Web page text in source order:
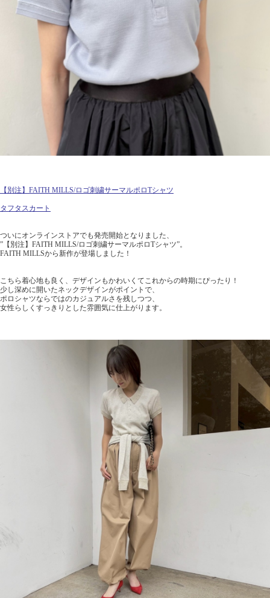
【別注】FAITH MILLS/ロゴ刺繍サーマルポロTシャツ
タフタスカート
ついにオンラインストアでも発売開始となりました、
”【別注】FAITH MILLS/ロゴ刺繍サーマルポロTシャツ”。
FAITH MILLSから新作が登場しました！
こちら着心地も良く、デザインもかわいくてこれからの時期にぴったり！
少し深めに開いたネックデザインがポイントで、
ポロシャツならではのカジュアルさを残しつつ、
女性らしくすっきりとした雰囲気に仕上がります。